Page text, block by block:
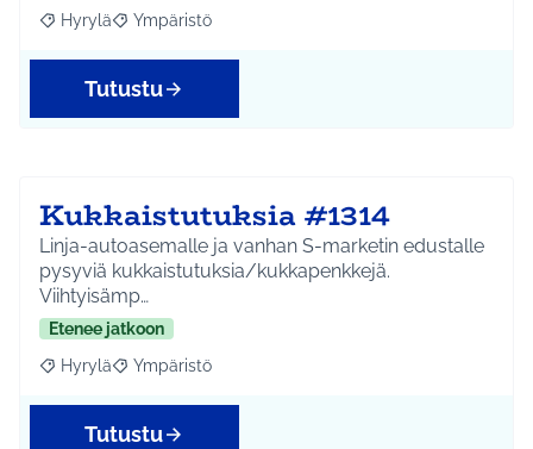
Rajaa tulokset aihepiirin mukaan: Hyrylä
Hyrylä Rajaa tulokset teeman mukaan: Ympäristö
Ympäristö
Tutustu
Kukkaistutuksia #1314
Linja-autoasemalle ja vanhan S-marketin edustalle
pysyviä kukkaistutuksia/kukkapenkkejä.
Viihtyisämp…
Etenee jatkoon
Rajaa tulokset aihepiirin mukaan: Hyrylä
Hyrylä Rajaa tulokset teeman mukaan: Ympäristö
Ympäristö
Tutustu